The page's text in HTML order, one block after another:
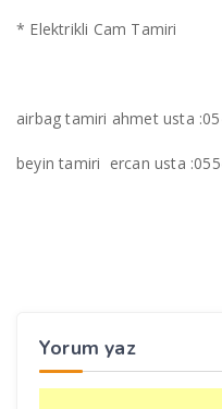
* Elektrikli Cam Tamiri
airbag tamiri ahmet usta
beyin tamiri ercan usta
Yorum yaz